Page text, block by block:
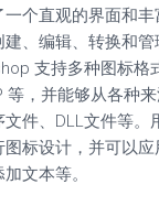
个直观的界面和
、编辑、转换和
支持多种图标格
等，并能够从各种
件、DLL文件等。
标设计，并可以应
文本等。